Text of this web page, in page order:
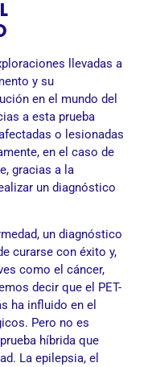
llevadas a
y su
en el mundo del
a esta prueba
o lesionadas
en el caso de
gracias a la
un diagnóstico
un diagnóstico
curarse con éxito y,
como el cáncer,
decir que el PET-
ha influido en el
Pero no es
híbrida que
La epilepsia, el